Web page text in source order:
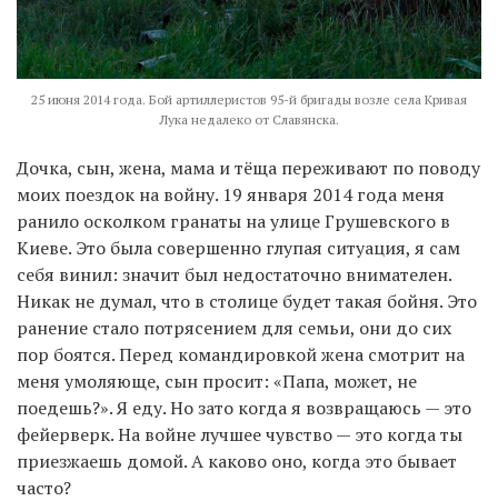
25 июня 2014 года. Бой артиллеристов 95-й бригады возле села Кривая
Лука недалеко от Славянска.
Дочка, сын, жена, мама и тёща переживают по поводу
моих поездок на войну. 19 января 2014 года меня
ранило осколком гранаты на улице Грушевского в
Киеве. Это была совершенно глупая ситуация, я сам
себя винил: значит был недостаточно внимателен.
Никак не думал, что в столице будет такая бойня. Это
ранение стало потрясением для семьи, они до сих
пор боятся. Перед командировкой жена смотрит на
меня умоляюще, сын просит: «Папа, может, не
поедешь?». Я еду. Но зато когда я возвращаюсь — это
фейерверк. На войне лучшее чувство — это когда ты
приезжаешь домой. А каково оно, когда это бывает
часто?